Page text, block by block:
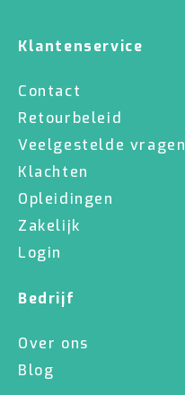
Klantenservice
Contact
Retourbeleid
Veelgestelde vragen
Klachten
Opleidingen
Zakelijk
Login
Bedrijf
Over ons
Blog